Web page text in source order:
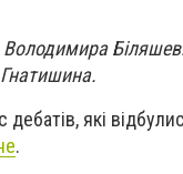
Володимира
Гнатишина.
які
.